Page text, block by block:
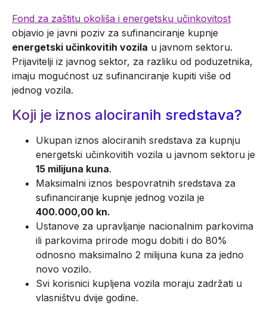
Fond za zaštitu okoliša i energetsku učinkovitost
objavio je javni poziv za sufinanciranje kupnje
energetski učinkovitih vozila u javnom sektoru.
Prijavitelji iz javnog sektor, za razliku od poduzetnika,
imaju mogućnost uz sufinanciranje kupiti više od
jednog vozila.
Koji je iznos alociranih sredstava?
Ukupan iznos alociranih sredstava za kupnju
energetski učinkovitih vozila u javnom sektoru je
15 milijuna kuna.
Maksimalni iznos bespovratnih sredstava za
sufinanciranje kupnje jednog vozila je
400.000,00 kn.
Ustanove za upravljanje nacionalnim parkovima
ili parkovima prirode mogu dobiti i do 80%
odnosno maksimalno 2 milijuna kuna za jedno
novo vozilo.
Svi korisnici kupljena vozila moraju zadržati u
vlasništvu dvije godine.